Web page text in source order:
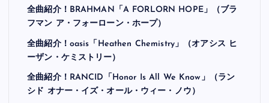
全曲紹介！BRAHMAN「A FORLORN HOPE」（ブラ
フマン ア・フォーローン・ホープ）
全曲紹介！oasis「Heathen Chemistry」（オアシス ヒ
ーザン・ケミストリー）
全曲紹介！RANCID「Honor Is All We Know」（ラン
シド オナー・イズ・オール・ウィー・ノウ）